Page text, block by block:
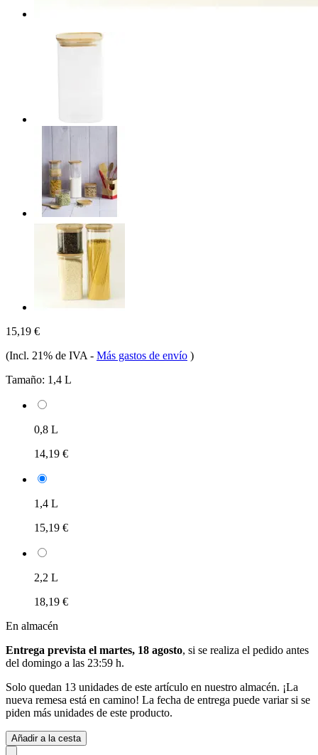
15,19 €
(Incl. 21% de IVA - Más gastos de envío )
Tamaño: 1,4 L
0,8 L
14,19 €
1,4 L
15,19 €
2,2 L
18,19 €
En almacén
Entrega prevista el martes, 18 agosto, si se realiza el pedido antes
del domingo a las 23:59 h.
Solo quedan 13 unidades de este artículo en nuestro almacén. ¡La
nueva remesa está en camino! La fecha de entrega puede variar si se
piden más unidades de este producto.
Añadir a la cesta